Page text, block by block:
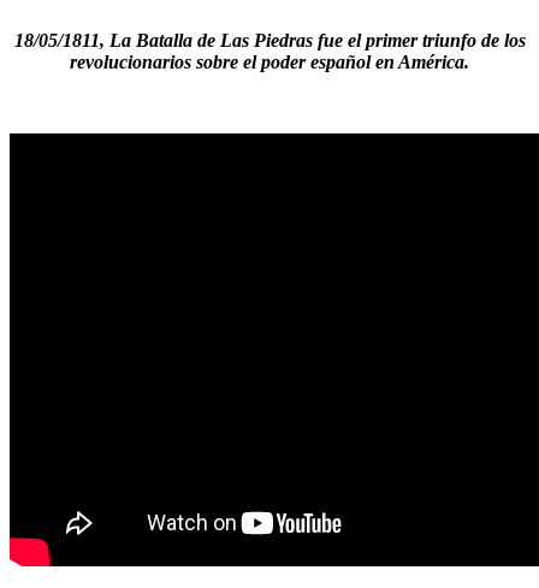
18/05/1811, La Batalla de Las Piedras fue el primer triunfo de los
revolucionarios sobre el poder español en América.